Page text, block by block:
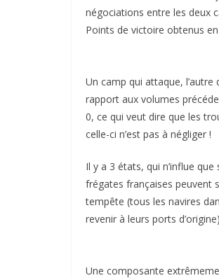
négociations entre les deux
Points de victoire obtenus
Un camp qui attaque,
rapport aux volumes
0, ce qui veut dire que les
celle-ci n’est pas à négliger !
Il y a 3 états, qui n’influe
frégates françaises peuvent
tempête (tous les navires
revenir à leurs ports
Une composante